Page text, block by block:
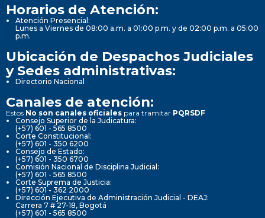
Horarios de Atención:
Atención Presencial:
Lunes a Viernes de 08:00 a.m. a 01:00 p.m. y de 02:00 p.m. a 05:00
p.m.
Ubicación de Despachos Judiciales
y Sedes administrativas:
Directorio Nacional
Canales de atención:
Estos No son canales oficiales para tramitar PQRSDF
Consejo Superior de la Judicatura:
(+57) 601 - 565 8500
Corte Constitucional:
(+57) 601 - 350 6200
Consejo de Estado:
(+57) 601 - 350 6700
Comisión Nacional de Disciplina Judicial:
(+57) 601 - 565 8500
Corte Suprema de Justicia:
(+57) 601 - 362 2000
Dirección Ejecutiva de Administración Judicial - DEAJ:
Carrera 7 # 27-18, Bogotá
(+57) 601 - 565 8500